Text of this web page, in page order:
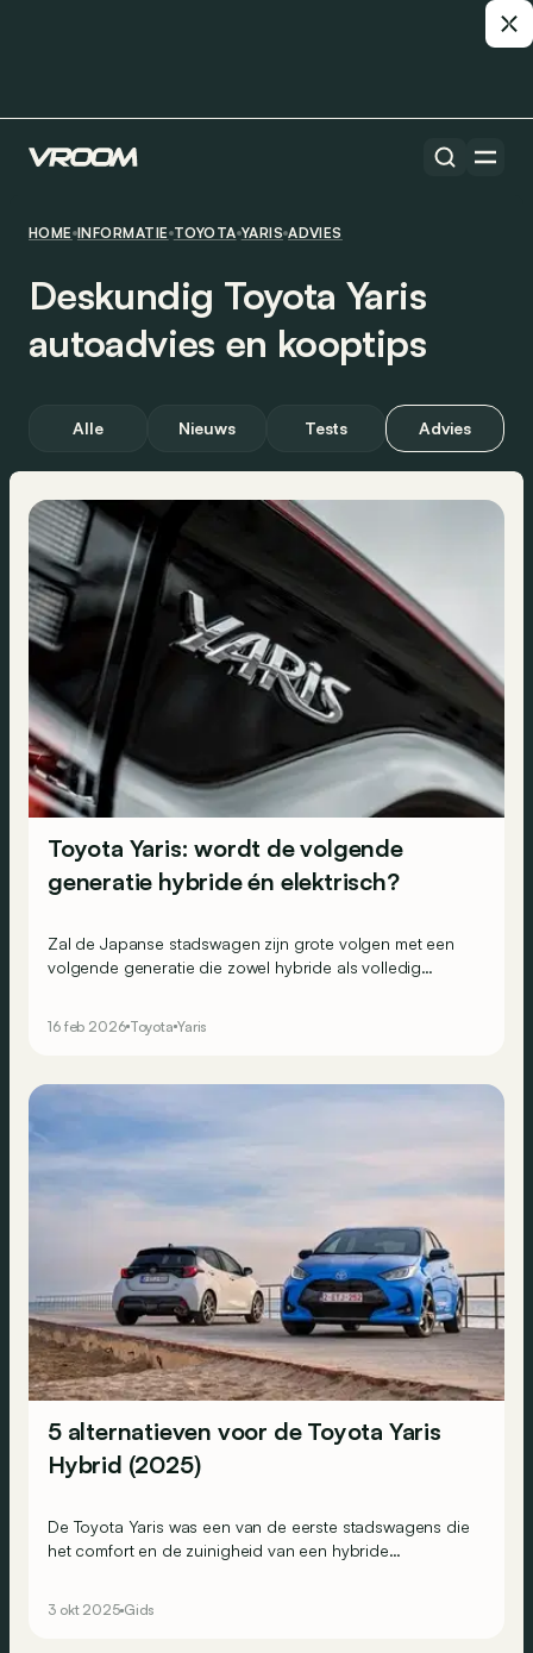
HOME INFORMATIE TOYOTA YARIS ADVIES
Deskundig Toyota Yaris
autoadvies en kooptips
Alle Nieuws Tests Advies
Toyota Yaris: wordt de volgende
generatie hybride én elektrisch?
Zal de Japanse stadswagen zijn grote volgen met een
volgende generatie die zowel hybride als volledig
16 feb 2026 Toyota Yaris
5 alternatieven voor de Toyota Yaris
Hybrid (2025)
De Toyota Yaris was een van de eerste stadswagens die
het comfort en de zuinigheid van een hybride
3 okt 2025 Gids